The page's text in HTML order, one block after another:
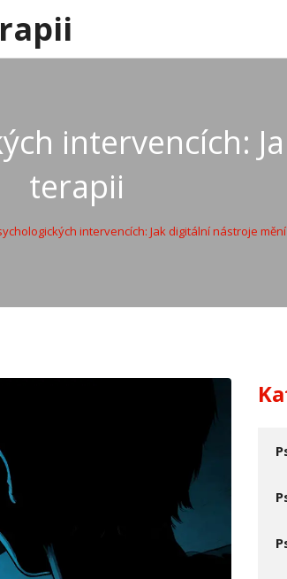
intervencích:
terapii
intervencích: Jak digitální nástroje